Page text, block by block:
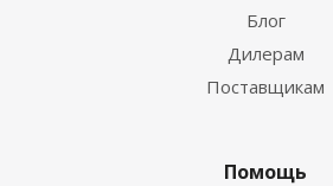
Блог
Дилерам
Поставщикам
Помощь